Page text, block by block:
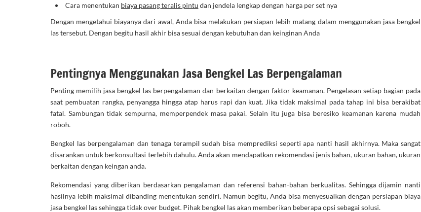
Cara menentukan biaya pasang teralis pintu dan jendela lengkap dengan harga per set nya
Dengan mengetahui biayanya dari awal, Anda bisa melakukan persiapan lebih matang dalam menggunakan jasa bengkel
las tersebut. Dengan begitu hasil akhir bisa sesuai dengan kebutuhan dan keinginan Anda
Pentingnya Menggunakan Jasa Bengkel Las Berpengalaman
Penting memilih jasa bengkel las berpengalaman dan berkaitan dengan faktor keamanan. Pengelasan setiap bagian pada
saat pembuatan rangka, penyangga hingga atap harus rapi dan kuat. Jika tidak maksimal pada tahap ini bisa berakibat
fatal. Sambungan tidak sempurna, memperpendek masa pakai. Selain itu juga bisa beresiko keamanan karena mudah
roboh.
Bengkel las berpengalaman dan tenaga terampil sudah bisa memprediksi seperti apa nanti hasil akhirnya. Maka sangat
disarankan untuk berkonsultasi terlebih dahulu. Anda akan mendapatkan rekomendasi jenis bahan, ukuran bahan, ukuran
berkaitan dengan keingan anda.
Rekomendasi yang diberikan berdasarkan pengalaman dan referensi bahan-bahan berkualitas. Sehingga dijamin nanti
hasilnya lebih maksimal dibanding menentukan sendiri. Namun begitu, Anda bisa menyesuaikan dengan persiapan biaya
jasa bengkel las sehingga tidak over budget. Pihak bengkel las akan memberikan beberapa opsi sebagai solusi.